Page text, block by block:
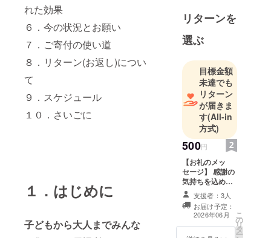
れた効果
６．今の状況とお願い
７．ご寄付の使い道
８．リターン(お返し)につい
て
９．スケジュール
１０．さいごに
１．はじめに
子どもから大人までみんな
リターンを
選ぶ
目標金額
未達でも
リターン
が届きま
す(All-in
方式)
500円
【お礼のメッ
セージ】 感謝の
気持ちを込め
て、お礼のメッ
セージをお送り
します。 このリ
ターンは1,000
円、3,000円、
支援者：3人
お届け予定：
2026年06月
こ
の
リ
タ
ー